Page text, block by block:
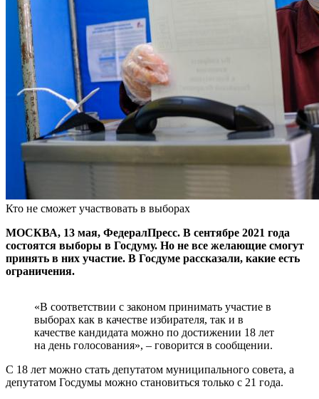
Кто не сможет участвовать в выборах
МОСКВА, 13 мая, ФедералПресс. В сентябре 2021 года
состоятся выборы в Госдуму. Но не все желающие смогут
принять в них участие. В Госдуме рассказали, какие есть
ограничения.
«В соответствии с законом принимать участие в
выборах как в качестве избирателя, так и в
качестве кандидата можно по достижении 18 лет
на день голосования», – говорится в сообщении.
С 18 лет можно стать депутатом муниципального совета, а
депутатом Госдумы можно становиться только с 21 года.